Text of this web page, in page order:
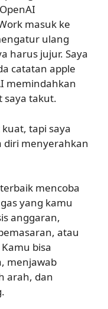
masuk ke
ulang
harus jujur. Saya
catatan apple
memindahkan
saya takut.
tapi saya
diri menyerahkan
mencoba
yang kamu
anggaran,
atau
bisa
menjawab
arah, dan